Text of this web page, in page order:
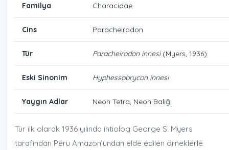
Familya Characidae
Cins Paracheirodon
Tür Paracheirodon innesi(Myers, 1936)
Eski Sinonim Hyphessobrycon innesi
Yaygın Adlar Neon Tetra, Neon Balığı
Tür ilk olarak 1936 yılında ihtiolog George S. Myers
tarafından Peru Amazon’undan elde edilen örneklerle